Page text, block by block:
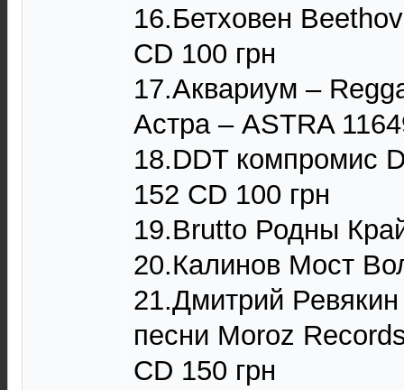
16.Бетховен
CD 100 грн
17.Аквариум –
Астра – ASTRA
18.DDT компромис
152 CD 100 грн
19.Brutto Родны
20.Калинов Мост
21.Дмитрий
песни Moroz
CD 150 грн